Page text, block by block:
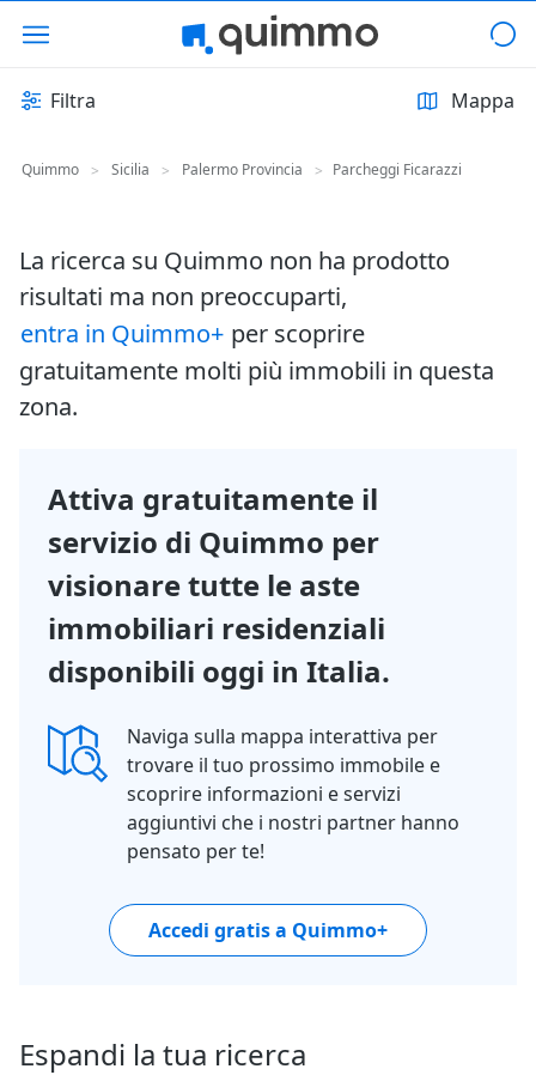
Filtra Mappa
Quimmo > Sicilia > Palermo Provincia > Parcheggi Ficarazzi
La ricerca su Quimmo non ha prodotto
risultati ma non preoccuparti,
entra in Quimmo+ per scoprire
gratuitamente molti più immobili in questa
zona.
Attiva gratuitamente il
servizio di Quimmo per
visionare tutte le aste
immobiliari residenziali
disponibili oggi in Italia.
Naviga sulla mappa interattiva per
trovare il tuo prossimo immobile e
scoprire informazioni e servizi
aggiuntivi che i nostri partner hanno
pensato per te!
Accedi gratis a Quimmo+
Espandi la tua ricerca